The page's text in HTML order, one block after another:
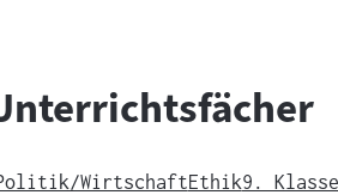
WirtschaftEthik9.